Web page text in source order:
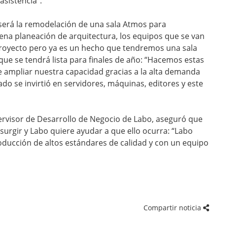
la remodelación de una sala Atmos para
planeación de arquitectura, los equipos que se van
pero ya es un hecho que tendremos una sala
se tendrá lista para finales de año: “Hacemos estas
nuestra capacidad gracias a la alta demanda
se invirtió en servidores, máquinas, editores y este
de Desarrollo de Negocio de Labo, aseguró que
y Labo quiere ayudar a que ello ocurra: “Labo
de altos estándares de calidad y con un equipo
Compartir noticia